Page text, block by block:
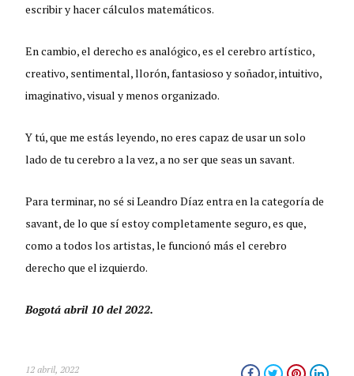
escribir y hacer cálculos matemáticos.
En cambio, el derecho es analógico, es el cerebro artístico,
creativo, sentimental, llorón, fantasioso y soñador, intuitivo,
imaginativo, visual y menos organizado.
Y tú, que me estás leyendo, no eres capaz de usar un solo
lado de tu cerebro a la vez, a no ser que seas un savant.
Para terminar, no sé si Leandro Díaz entra en la categoría de
savant, de lo que sí estoy completamente seguro, es que,
como a todos los artistas, le funcionó más el cerebro
derecho que el izquierdo.
Bogotá abril 10 del 2022.
12 abril, 2022